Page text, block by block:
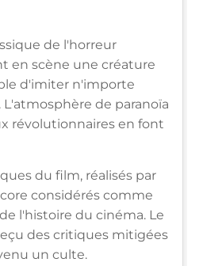
de l'horreur
en scène une créature
d'imiter n'importe
de paranoïa
révolutionnaires en font
du film, réalisés par
considérés comme
l'histoire du cinéma. Le
des critiques mitigées
un culte.